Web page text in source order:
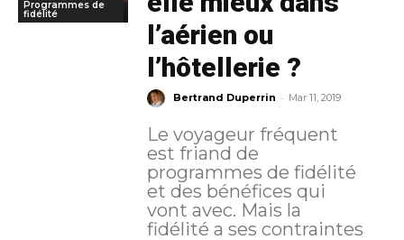
Programmes de
fidélité
l’aérien ou
l’hôtellerie ?
Bertrand Duperrin - Mar 11, 2019
Le voyageur fréquent
est friand de
programmes de fidélité
et des bénéfices qui
vont avec. Mais la
fidélité a ses contraintes